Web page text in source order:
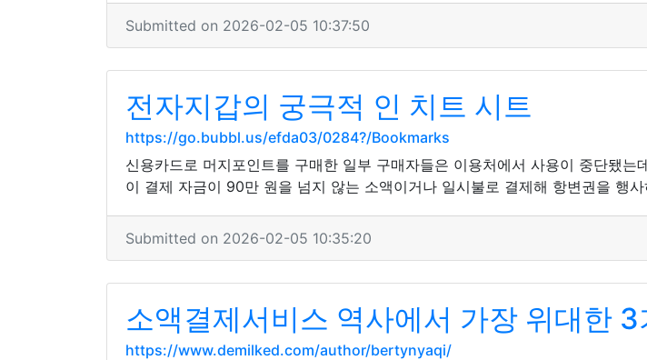
Submitted on 2026-02-05 10:37:50
전자지갑의 궁극적 인 치트 시트
https://go.bubbl.us/efda03/0284?/Bookmarks
신용카드로 머지포인트를 구매한 일부 구매자들은 이용처에서 사용이 중단됐
이 결제 자금이 90만 원을 넘지 않는 소액이거나 일시불로 결제해 항변권을 행
Submitted on 2026-02-05 10:35:20
소액결제서비스 역사에서 가장 위대한
https://www.demilked.com/author/bertynyaqi/